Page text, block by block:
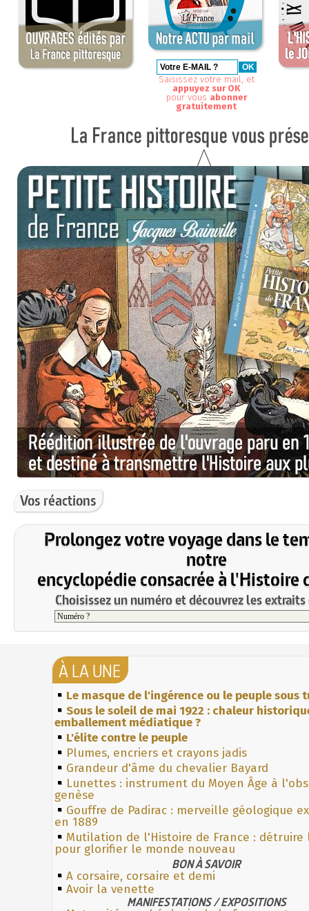
Saisissez votre mail, et
appuyez sur OK
pour vous abonner
gratuitement
Vos réactions
Prolongez votre voyage dans le
notre
encyclopédie consacrée à l'Histoire
Choisissez un numéro et découvrez les
À LA UNE
Le masque de l'ingérence ou le peuple sous
Sous le soleil de mai 1922 : chaleur
emballement médiatique ?
L'élite contre le peuple
Plumes, encriers et crayons jadis
Grandeur d'âme du chevalier Bayard
Lunettes : instrument du Moyen Âge à
genèse
Gouffre de Padirac : merveille géologique
en 1889
Mutilation de l'Histoire de France : détruire
pour glorifier le monde nouveau
BON À SAVOIR
A corsaire, corsaire et demi
Avoir la venette
MANIFESTATIONS / EXPOSITIONS